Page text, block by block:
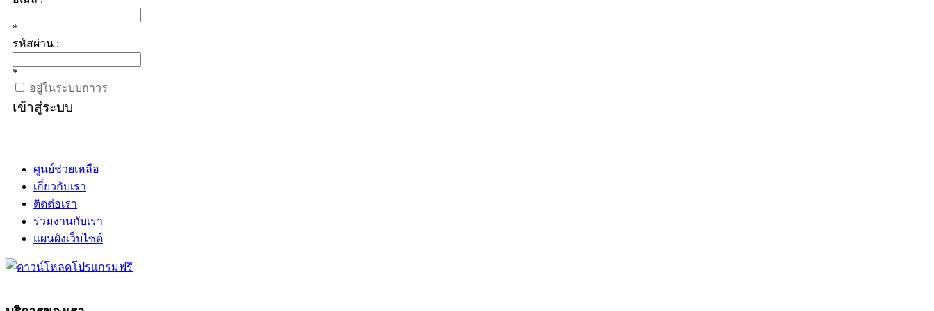
*
รหัสผ่าน :
*
อยู่ในระบบถาวร
เข้าสู่ระบบ
ศูนย์ช่วยเหลือ
เกี่ยวกับเรา
ติดต่อเรา
ร่วมงานกับเรา
แผนผังเว็บไซต์